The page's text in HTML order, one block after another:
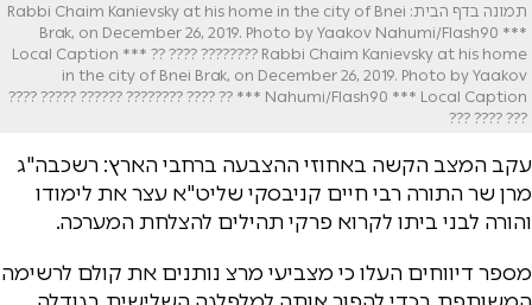
תמונה בדף הבית: Rabbi Chaim Kanievsky at his home in the city of Bnei
Brak, on December 26, 2019. Photo by Yaakov Nahumi/Flash90 ***
Local Caption *** ?? ???? ???????? Rabbi Chaim Kanievsky at his home
in the city of Bnei Brak, on December 26, 2019. Photo by Yaakov
Nahumi/Flash90 *** Local Caption *** ?? ???? ???????? ?????? ????? ????
??? ???? ???
עקב המצב הקשה באחוזי ההצבעה ברחבי הארץ: רשכבה"ג
מרן שר התורה רבי חיים קניבסקי שליט"א עצר את לימודו
והורה לבני ביתו לקרוא פרקי תהילים להצלחת המערכה.
מספר דיווחים העלו כי מצביעי מרצ נותנים את קולם לרשימה